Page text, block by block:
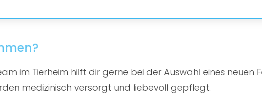
im Tierheim hilft dir gerne bei der Auswahl eines neuen
medizinisch versorgt und liebevoll gepflegt.